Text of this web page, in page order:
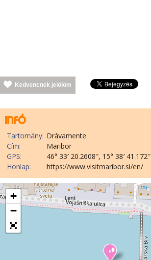
Kedvencnek jelölöm
Tartomány: Drávamente
Cím:
Maribor
GPS:
46° 33′ 20.2608″, 15° 38′ 41.172″
Honlap:
https://www.visitmaribor.si/en/
+
−